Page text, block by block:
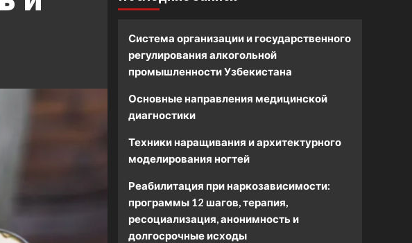
Система организации и государственного
регулирования алкогольной
промышленности Узбекистана
Основные направления медицинской
диагностики
Техники наращивания и архитектурного
моделирования ногтей
Реабилитация при наркозависимости:
программы 12 шагов, терапия,
ресоциализация, анонимность и
долгосрочные исходы